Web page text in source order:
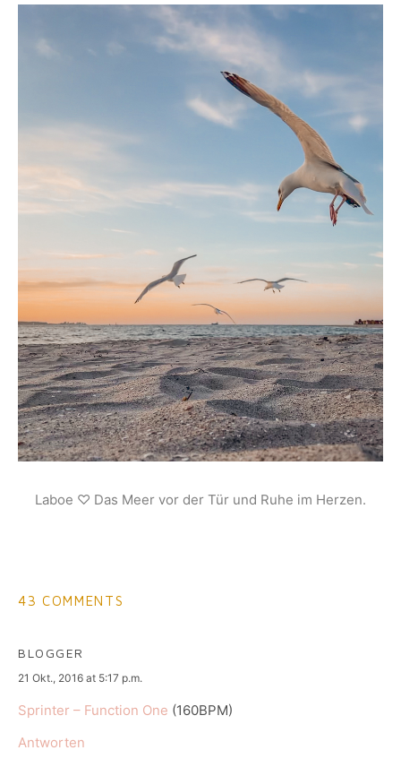
Laboe ♡ Das Meer vor der Tür und Ruhe im Herzen.
43 COMMENTS
BLOGGER
says:
21 Okt., 2016 at 5:17 p.m.
Sprinter – Function One (160BPM)
Antworten